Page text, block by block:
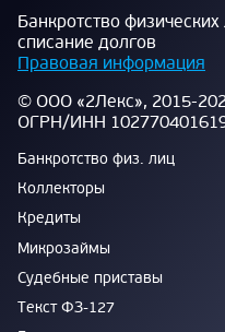
Банкротство физических
списание долгов
Правовая информация
© ООО «2Лекс», 2015-
ОГРН/ИНН
Банкротство физ. лиц
Коллекторы
Кредиты
Микрозаймы
Судебные приставы
Текст ФЗ-127